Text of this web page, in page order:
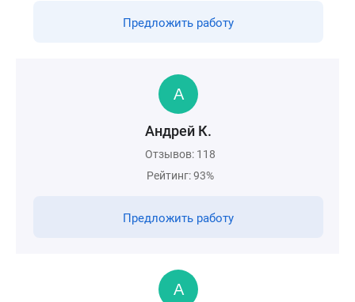
Предложить работу
Андрей К.
Отзывов: 118
Рейтинг: 93%
Предложить работу